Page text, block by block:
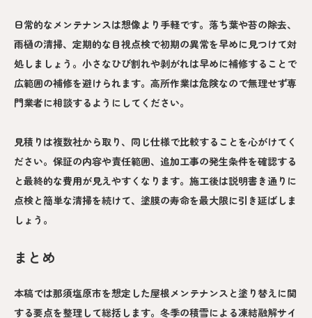
日常的なメンテナンスは想像より手軽です。落ち葉や苔の除去、
雨樋の清掃、定期的な目視点検で初期の異常を早めに見つけて対
処しましょう。小さなひび割れや剥がれは早めに補修することで
広範囲の補修を避けられます。高所作業は危険なので無理せず専
門業者に相談するようにしてください。
見積りは複数社から取り、同じ仕様で比較することを心がけてく
ださい。保証の内容や責任範囲、追加工事の発生条件を確認する
と最終的な費用が見えやすくなります。施工後は説明書き通りに
点検と簡単な清掃を続けて、塗膜の寿命を最大限に引き延ばしま
しょう。
まとめ
本稿では那須塩原市を想定した屋根メンテナンスと塗り替えに関
する要点を整理して総括します。冬季の積雪による凍結融解サイ